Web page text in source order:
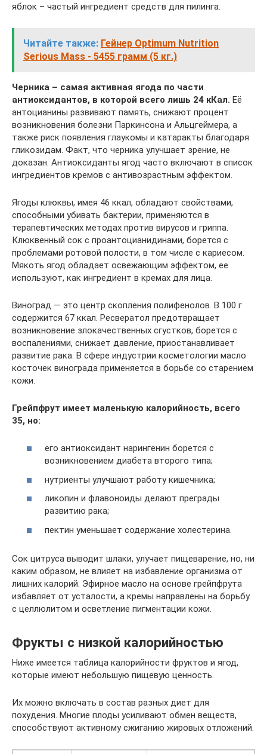
яблок – частый ингредиент средств для пилинга.
Читайте также: Гейнер Optimum Nutrition
Serious Mass - 5455 грамм (5 кг.)
Черника – самая активная ягода по части
антиоксидантов, в которой всего лишь 24 кКал. Её
антоцианины развивают память, снижают процент
возникновения болезни Паркинсона и Альцгеймера, а
также риск появления глаукомы и катаракты благодаря
гликозидам. Факт, что черника улучшает зрение, не
доказан. Антиоксиданты ягод часто включают в список
ингредиентов кремов с антивозрастным эффектом.
Ягоды клюквы, имея 46 ккал, обладают свойствами,
способными убивать бактерии, применяются в
терапевтических методах против вирусов и гриппа.
Клюквенный сок с проантоцианидинами, борется с
проблемами ротовой полости, в том числе с кариесом.
Мякоть ягод обладает освежающим эффектом, ее
используют, как ингредиент в кремах для лица.
Виноград — это центр скопления полифенолов. В 100 г
содержится 67 ккал. Ресвератол предотвращает
возникновение злокачественных сгустков, борется с
воспалениями, снижает давление, приостанавливает
развитие рака. В сфере индустрии косметологии масло
косточек винограда применяется в борьбе со старением
кожи.
Грейпфрут имеет маленькую калорийность, всего
35, но:
его антиоксидант нарингенин борется с
возникновением диабета второго типа;
нутриенты улучшают работу кишечника;
ликопин и флавоноиды делают преграды
развитию рака;
пектин уменьшает содержание холестерина.
Сок цитруса выводит шлаки, улучает пищеварение, но, ни
каким образом, не влияет на избавление организма от
лишних калорий. Эфирное масло на основе грейпфрута
избавляет от усталости, а кремы направлены на борьбу
с целлюлитом и осветление пигментации кожи.
Фрукты с низкой калорийностью
Ниже имеется таблица калорийности фруктов и ягод,
которые имеют небольшую пищевую ценность.
Их можно включать в состав разных диет для
похудения. Многие плоды усиливают обмен веществ,
способствуют активному сжиганию жировых отложений.